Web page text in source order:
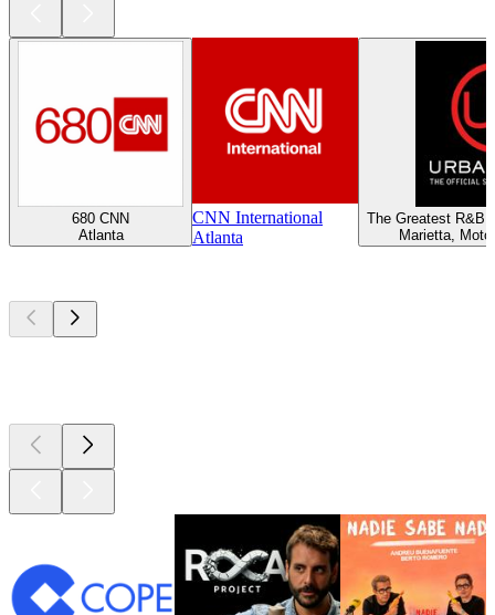
680 CNN
Atlanta
CNN International
Atlanta
The Greatest R&B
Marietta,